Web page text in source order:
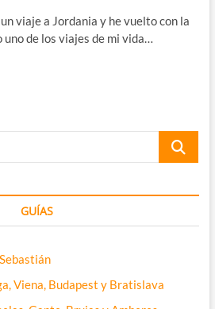
viaje a Jordania y he vuelto con la
uno de los viajes de mi vida…
Buscar
GUÍAS